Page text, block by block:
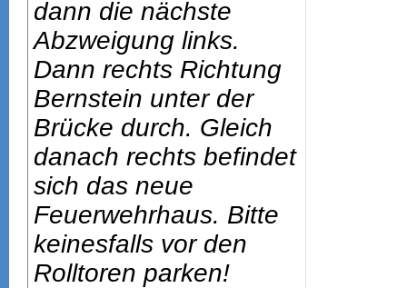
dann die nächste
Abzweigung links.
Dann rechts Richtung
Bernstein unter der
Brücke durch. Gleich
danach rechts befindet
sich das neue
Feuerwehrhaus. Bitte
keinesfalls vor den
Rolltoren parken!